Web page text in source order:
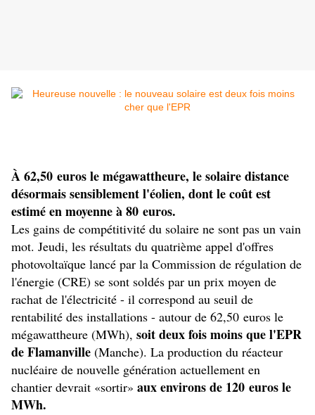
À 62,50 euros le mégawattheure, le solaire distance
désormais sensiblement l'éolien, dont le coût est
estimé en moyenne à 80 euros.
Les gains de compétitivité du solaire ne sont pas un vain
mot. Jeudi, les résultats du quatrième appel d'offres
photovoltaïque lancé par la Commission de régulation de
l'énergie (CRE) se sont soldés par un prix moyen de
rachat de l'électricité - il correspond au seuil de
rentabilité des installations - autour de 62,50 euros le
mégawattheure (MWh), soit deux fois moins que l'EPR
de Flamanville (Manche). La production du réacteur
nucléaire de nouvelle génération actuellement en
chantier devrait «sortir» aux environs de 120 euros le
MWh.